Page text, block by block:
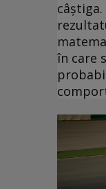
în care